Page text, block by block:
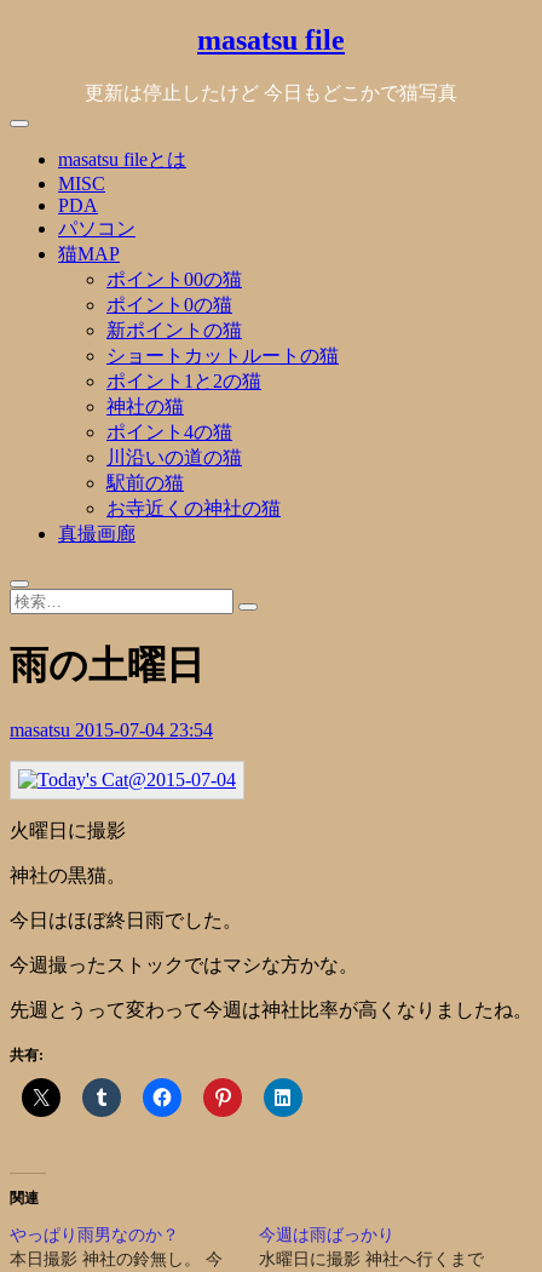
masatsu file
更新は停止したけど 今日もどこかで猫写真
masatsu fileとは
MISC
PDA
パソコン
猫MAP
ポイント00の猫
ポイント0の猫
新ポイントの猫
ショートカットルートの猫
ポイント1と2の猫
神社の猫
ポイント4の猫
川沿いの道の猫
駅前の猫
お寺近くの神社の猫
真撮画廊
雨の土曜日
masatsu 2015-07-04 23:54
火曜日に撮影
神社の黒猫。
今日はほぼ終日雨でした。
今週撮ったストックではマシな方かな。
先週とうって変わって今週は神社比率が高くなりましたね。
共有:
関連
やっぱり雨男なのか？
本日撮影 神社の鈴無し。 今
今週は雨ばっかり
水曜日に撮影 神社へ行くまで